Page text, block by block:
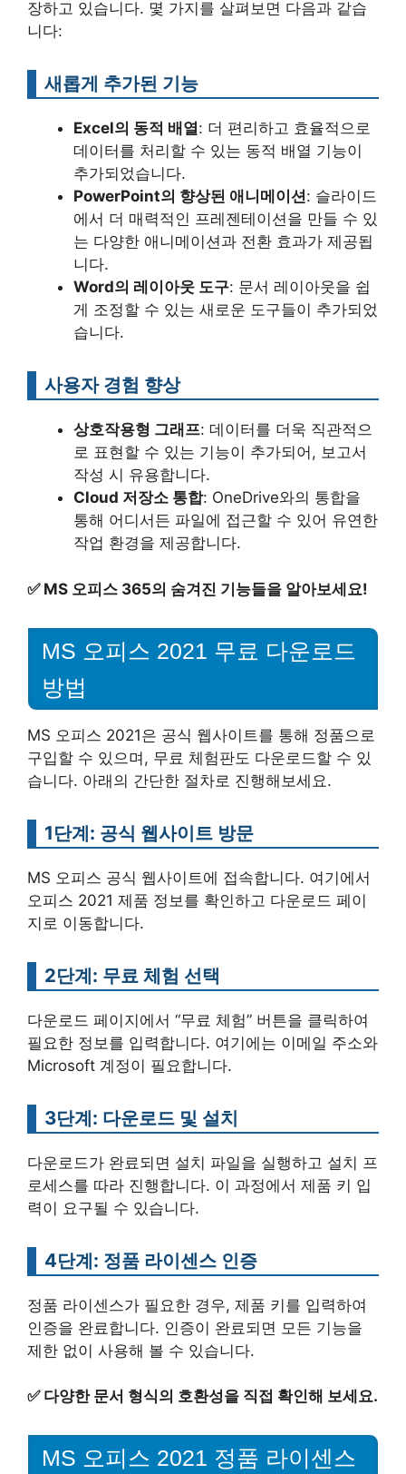
장하고 있습니다. 몇 가지를 살펴보면 다음과 같습
니다:
새롭게 추가된 기능
Excel의 동적 배열: 더 편리하고 효율적으로
데이터를 처리할 수 있는 동적 배열 기능이
추가되었습니다.
PowerPoint의 향상된 애니메이션: 슬라이드
에서 더 매력적인 프레젠테이션을 만들 수 있
는 다양한 애니메이션과 전환 효과가 제공됩
니다.
Word의 레이아웃 도구: 문서 레이아웃을 쉽
게 조정할 수 있는 새로운 도구들이 추가되었
습니다.
사용자 경험 향상
상호작용형 그래프: 데이터를 더욱 직관적으
로 표현할 수 있는 기능이 추가되어, 보고서
작성 시 유용합니다.
Cloud 저장소 통합: OneDrive와의 통합을
통해 어디서든 파일에 접근할 수 있어 유연한
작업 환경을 제공합니다.
✅ MS 오피스 365의 숨겨진 기능들을 알아보세요!
MS 오피스 2021 무료 다운로드
방법
MS 오피스 2021은 공식 웹사이트를 통해 정품으로
구입할 수 있으며, 무료 체험판도 다운로드할 수 있
습니다. 아래의 간단한 절차로 진행해보세요.
1단계: 공식 웹사이트 방문
MS 오피스 공식 웹사이트에 접속합니다. 여기에서
오피스 2021 제품 정보를 확인하고 다운로드 페이
지로 이동합니다.
2단계: 무료 체험 선택
다운로드 페이지에서 “무료 체험” 버튼을 클릭하여
필요한 정보를 입력합니다. 여기에는 이메일 주소와
Microsoft 계정이 필요합니다.
3단계: 다운로드 및 설치
다운로드가 완료되면 설치 파일을 실행하고 설치 프
로세스를 따라 진행합니다. 이 과정에서 제품 키 입
력이 요구될 수 있습니다.
4단계: 정품 라이센스 인증
정품 라이센스가 필요한 경우, 제품 키를 입력하여
인증을 완료합니다. 인증이 완료되면 모든 기능을
제한 없이 사용해 볼 수 있습니다.
✅ 다양한 문서 형식의 호환성을 직접 확인해 보세요.
MS 오피스 2021 정품 라이센스